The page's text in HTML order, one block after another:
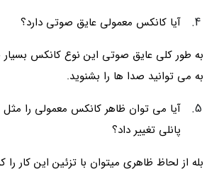
آیا کانکس معمولی عایق صوتی دارد؟
به طور کلی عایق صوتی این نوع کانکس
به می توانید صدا ها را بشنوید.
آیا می توان ظاهر کانکس معمولی را
پانلی تغییر داد؟
بله از لحاظ ظاهری میتوان با تزئین این کار را